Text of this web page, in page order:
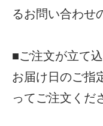
るお問い合わせ
■ご注文が立て
お届け日のご指
ってご注文くだ